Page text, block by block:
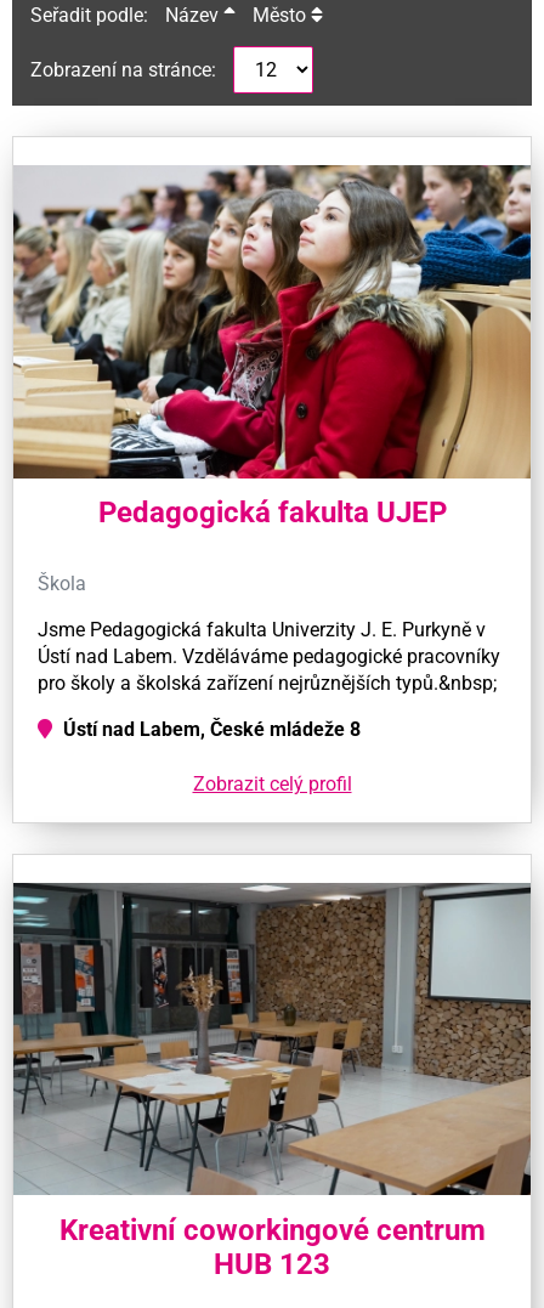
Seřadit podle: Název Město
Zobrazení na stránce:
Pedagogická fakulta UJEP
Škola
Jsme Pedagogická fakulta Univerzity J. E. Purkyně v
Ústí nad Labem. Vzděláváme pedagogické pracovníky
pro školy a školská zařízení nejrůznějších typů.&nbsp;
Ústí nad Labem, České mládeže 8
Zobrazit celý profil
Kreativní coworkingové centrum
HUB 123